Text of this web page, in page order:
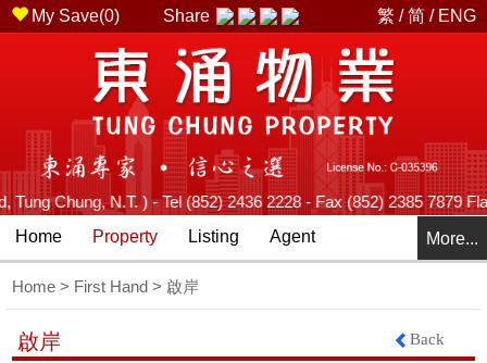
My Save(0) Share 繁 /简 / ENG
N.T. ) - Tel (852) 2436 2228 - Fax (852) 2385
Home
Property Listing Agent More...
Home > First Hand > 啟岸
啟岸 Back